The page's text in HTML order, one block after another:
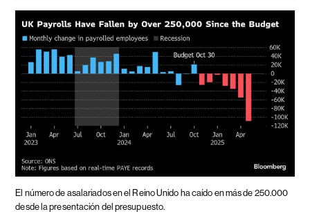
El número de asalariados en el Reino Unido ha caído en más de 250.000
desde la presentación del presupuesto.